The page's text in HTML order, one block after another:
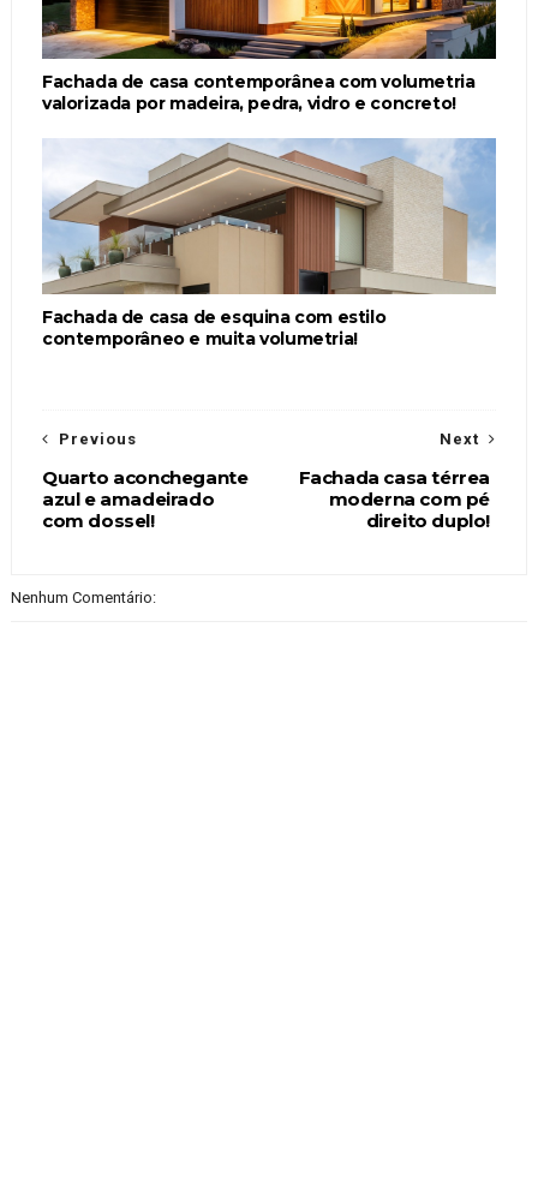
Fachada de casa contemporânea com volumetria
valorizada por madeira, pedra, vidro e concreto!
Fachada de casa de esquina com estilo
contemporâneo e muita volumetria!
Next
Fachada casa térrea
moderna com pé
direito duplo!
Previous
Quarto aconchegante
azul e amadeirado
com dossel!
Nenhum Comentário: